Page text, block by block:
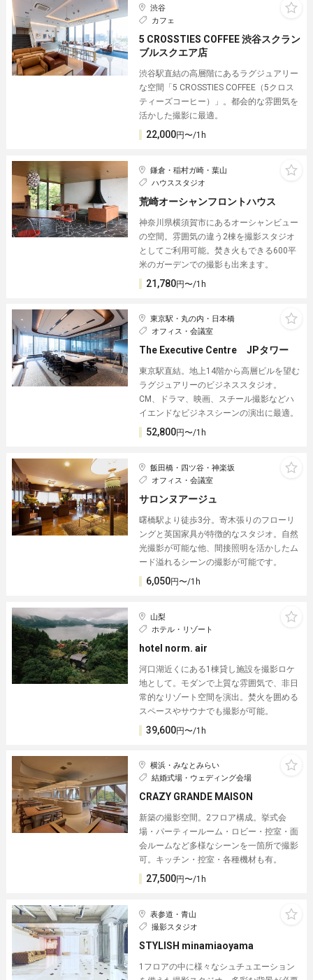
渋谷
カフェ
5 CROSSTIES COFFEE 渋谷スクラン
ブルスクエア店
渋谷駅直結の高層階にあるラグジュアリー
な空間「5 CROSSTIES COFFEE（5クロス
ティーズコーヒー）」。都会的な雰囲気を
活かした撮影に最適。
22,000円〜/1h
鎌倉・稲村ガ崎・葉山
ハウススタジオ
荒崎オーシャンフロントハウス
神奈川県横須賀市にあるオーシャンビュー
の空間。雰囲気の違う2棟を撮影スタジオ
としてご利用可能。焚き火もできる600平
米のガーデンでの撮影も出来ます。
21,780円〜/1h
東京駅・丸の内・日本橋
オフィス・会議室
The Executive Centre JPタワー
東京駅直結。地上14階から高層ビルを望む
ラグジュアリーのビジネススタジオ。
CM、ドラマ、映画、スチール撮影などハ
イエンドなビジネスシーンの演出に最適。
52,800円〜/1h
飯田橋・四ツ谷・神楽坂
オフィス・会議室
サロンヌアージュ
曙橋駅より徒歩3分。寄木張りのフローリ
ングと英国家具が特徴的なスタジオ。自然
光撮影が可能な他、間接照明を活かしたム
ード溢れるシーンの撮影が可能です。
6,050円〜/1h
山梨
ホテル・リゾート
hotel norm. air
河口湖近くにある1棟貸し施設︎を撮影ロケ
地として。モダンで上質な雰囲気で、非日
常的なリゾート空間を演出。焚火を囲める
スペースやサウナでも撮影が可能。
39,600円〜/1h
横浜・みなとみらい
結婚式場・ウェディング会場
CRAZY GRANDE MAISON
新築の撮影空間。2フロア構成。挙式会
場・パーティールーム・ロビー・控室・面
会ルームなど多様なシーンを一箇所で撮影
可。キッチン・控室・各種機材も有。
27,500円〜/1h
表参道・青山
撮影スタジオ
STYLISH minamiaoyama
1フロアの中に様々なシュチュエーション